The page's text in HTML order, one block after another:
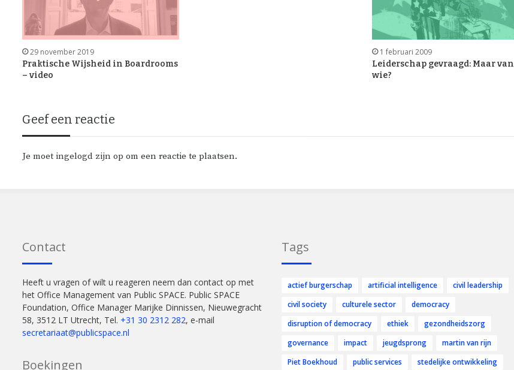
29 november 2019
Praktische Wijsheid in Boardrooms
– video
1 februari 2009
Leiderschap gevraagd: Maar van
wie?
Geef een reactie
Je moet ingelogd zijn op om een reactie te plaatsen.
Contact
Heeft u vragen of wilt u reageren neem dan contact op met
het Office Management van Public SPACE. Public SPACE
Foundation, Office Manager Marijke Dinnissen, Nieuwegracht
58, 3512 LT Utrecht, Tel. +31 30 2312 282, e-mail
secretariaat@publicspace.nl
Boekingen
Tags
actief burgerschap artificial intelligence
civil leadership
civil society
culturele sector
democracy
disruption of democracy
ethiek
gezondheidszorg
governance
impact jeugdsprong
martin van rijn
Piet Boekhoud
public services stedelijke ontwikkeling